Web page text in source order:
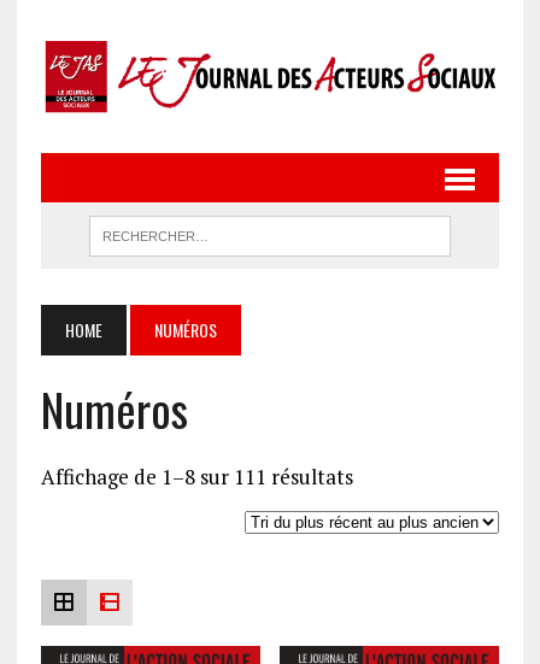
HOME NUMÉROS
Numéros
Affichage de 1–8 sur 111 résultatsTrié
plus
ancien